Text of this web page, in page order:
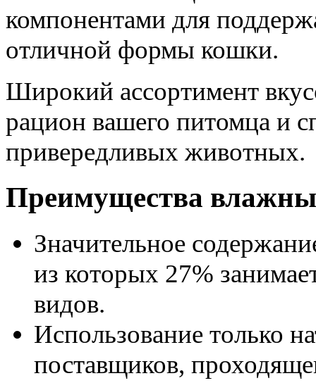
компонентами для
отличной формы кошки.
Широкий ассортимент
рацион вашего питомца и
привередливых животных.
Преимущества
Значительное
из которых 27%
видов.
Использование только
поставщиков,